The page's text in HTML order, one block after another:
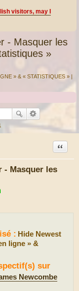
visitors, may I
- Masquer les
»
» & « STATISTIQUES » |
- Masquer les
Citation
: Hide Newest
ligne » &
sur
Newcombe